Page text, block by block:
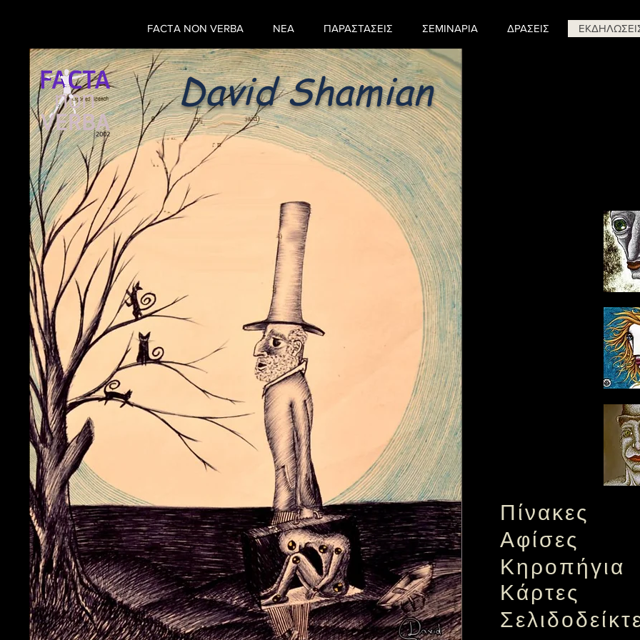
FACTA NON VERBA ΝΕΑ ΠΑΡΑΣΤΑΣΕΙΣ ΣΕΜΙΝΑΡΙΑ ΔΡΑΣΕΙΣ
David Shamian
Κάρτες
Κηροπήγια
Αφίσες
Πίνακες